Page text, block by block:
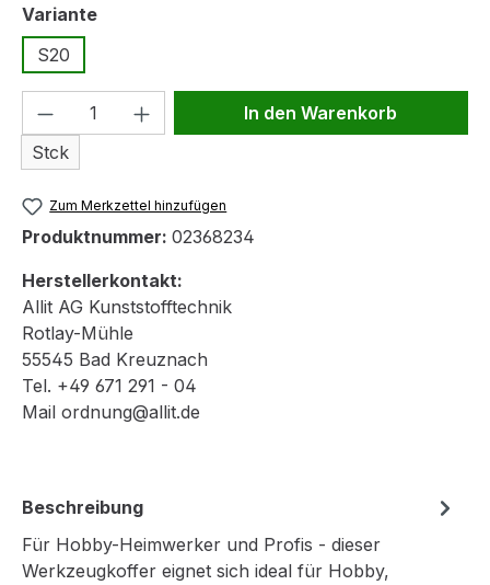
Varianteauswählen
S20
Produkt Anzahl: Gib den
Stck
In den Warenkorb
Zum Merkzettel hinzufügen
Produktnummer: 02368234
Herstellerkontakt:
Allit AG Kunststofftechnik
Rotlay-Mühle
55545 Bad Kreuznach
Tel. +49 671 291 - 04
Mail ordnung@allit.de
Beschreibung
Für Hobby-Heimwerker und Profis - dieser
Werkzeugkoffer eignet sich ideal für Hobby,